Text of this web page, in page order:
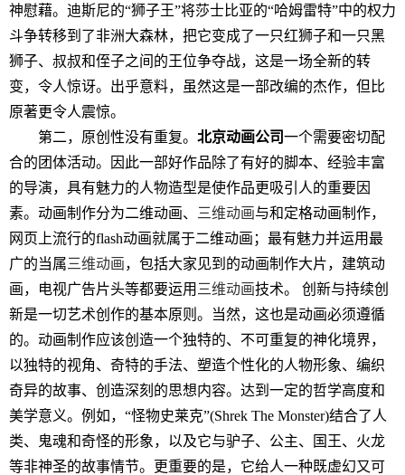
神慰藉。迪斯尼的“狮子王”将莎士比亚的“哈姆雷特”中的权力
斗争转移到了非洲大森林，把它变成了一只红狮子和一只黑
狮子、叔叔和侄子之间的王位争夺战，这是一场全新的转
变，令人惊讶。出乎意料，虽然这是一部改编的杰作，但比
原著更令人震惊。
第二，原创性没有重复。 北京动画公司一个需要密切配
合的团体活动。因此一部好作品除了有好的脚本、经验丰富
的导演，具有魅力的人物造型是使作品更吸引人的重要因
素。动画制作分为二维动画、
三维动画与和定格动画制作，
网页上流行的flash动画就属于二维动画；最有魅力并运用最
广的当属三维动画，包括大家见到的动画制作大片，建筑动
画，电视广告片头等都要运用 三维动画技术。 创新与持续创
新是一切艺术创作的基本原则。当然，这也是动画必须遵循
的。动画制作应该创造一个独特的、不可重复的神化境界，
以独特的视角、奇特的手法、塑造个性化的人物形象、编织
奇异的故事、创造深刻的思想内容。达到一定的哲学高度和
美学意义。例如，“怪物史莱克”(Shrek The Monster)结合了人
类、鬼魂和奇怪的形象，以及它与驴子、公主、国王、火龙
等非神圣的故事情节。更重要的是，它给人一种既虚幻又可